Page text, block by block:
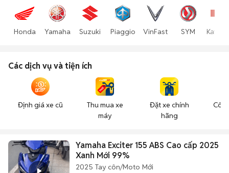
Honda Yamaha Suzuki Piaggio VinFast SYM
Các dịch vụ và tiện ích
Định giá xe cũ
Thu mua xe
máy
Đặt xe chính
hãng
Yamaha Exciter 155 ABS Cao cấp 2025
Xanh Mới 99%
2025 Tay côn/Moto Mới